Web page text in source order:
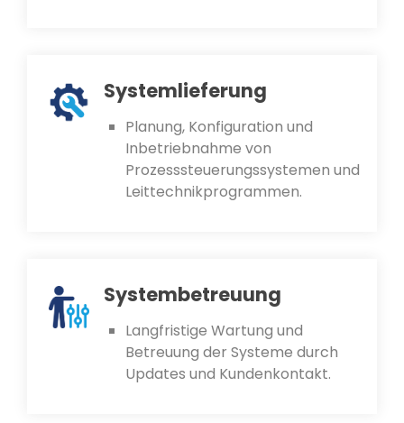
Systemlieferung
Planung, Konfiguration und
Inbetriebnahme von
Prozesssteuerungssystemen und
Leittechnikprogrammen.
Systembetreuung
Langfristige Wartung und
Betreuung der Systeme durch
Updates und Kundenkontakt.